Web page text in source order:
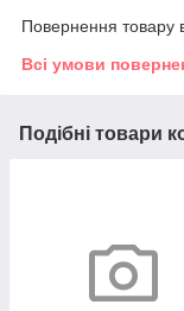
Повернення товару
Всі умови
Подібні товари